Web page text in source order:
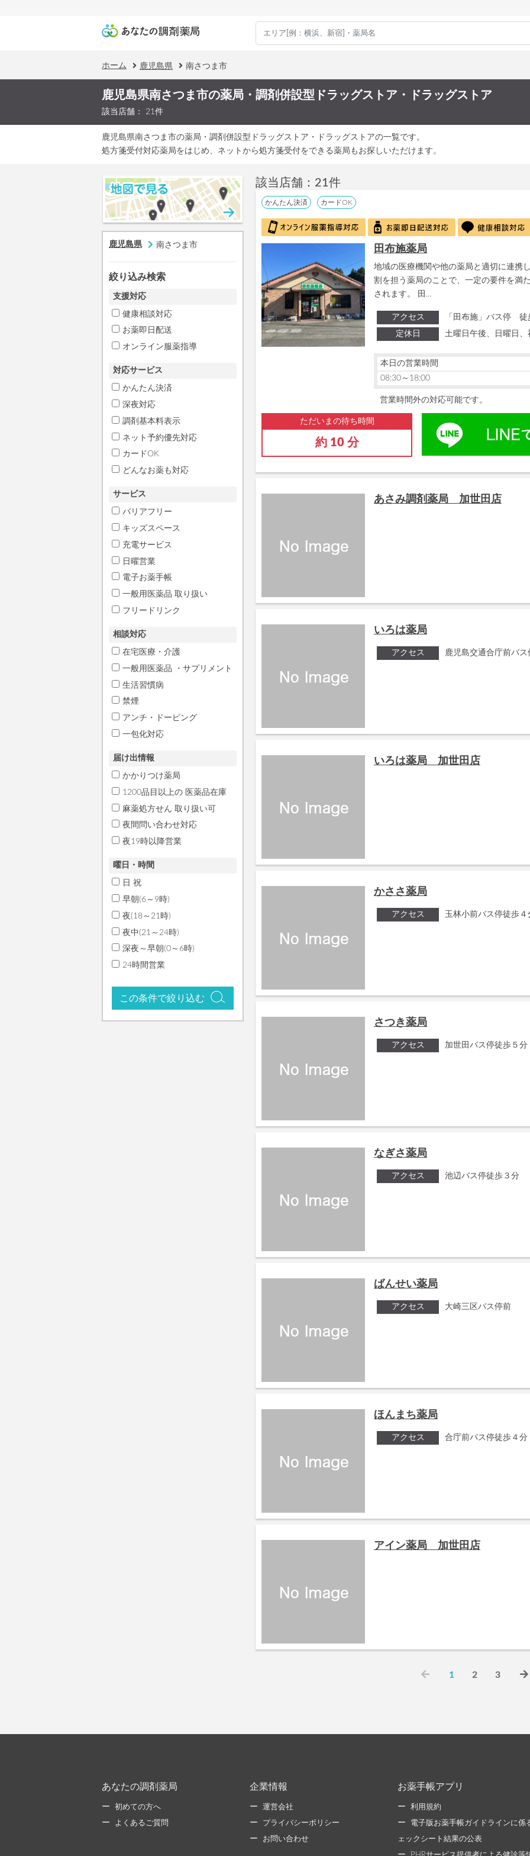
ホーム 鹿児島県 南さつま市
鹿児島県南さつま市の薬局・調剤併設型ドラッグストア・ドラッグストア
該当店舗： 21件
鹿児島県南さつま市の薬局・調剤併設型ドラッグストア・ドラッグストアの一覧です。
処方箋受付対応薬局をはじめ、ネットから処方箋受付をできる薬局もお探しいただけます。
鹿児島県 南さつま市
絞り込み検索
支援対応
健康相談対応
お薬即日配送
オンライン服薬指導
対応サービス
かんたん決済
深夜対応
調剤基本料表示
ネット予約優先対応
カードOK
どんなお薬も対応
サービス
バリアフリー
キッズスペース
充電サービス
日曜営業
電子お薬手帳
一般用医薬品 取り扱い
フリードリンク
相談対応
在宅医療・介護
一般用医薬品 ・サプリメント
生活習慣病
禁煙
アンチ・ドーピング
一包化対応
届け出情報
かかりつけ薬局
1200品目以上の 医薬品在庫
麻薬処方せん 取り扱い可
夜間問い合わせ対応
夜19時以降営業
曜日・時間
日 祝
早朝(6～9時)
夜(18～21時)
夜中(21～24時)
深夜～早朝(0～6時)
24時間営業
この条件で絞り込む
該当店舗：21件
かんたん決済 カードOK
田布施薬局
地域の医療機関や他の薬局と適切に連携
割を担う薬局のことで、一定の要件を満
されます。 田...
アクセス
「田布施」バス停 徒
定休日
土曜日午後、日曜日
本日の営業時間
08:30～18:00
営業時間外の対応可能です。
ただいまの待ち時間
約 10 分
あさみ調剤薬局 加世田店
いろは薬局
アクセス 鹿児島交通合庁前バス
いろは薬局 加世田店
かささ薬局
アクセス 玉林小前バス停徒歩４
さつき薬局
アクセス 加世田バス停徒歩５分
なぎさ薬局
アクセス 池辺バス停徒歩３分
ばんせい薬局
アクセス 大崎三区バス停前
ほんまち薬局
アクセス 合庁前バス停徒歩４分
アイン薬局 加世田店
1 2 3
あなたの調剤薬局
初めての方へ
よくあるご質問
企業情報
運営会社
プライバシーポリシー
お問い合わせ
お薬手帳アプリ
利用規約
電子版お薬手帳ガイドラインに係
ェックシート結果の公表